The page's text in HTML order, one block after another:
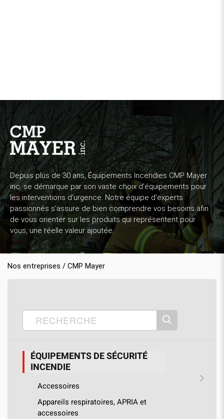
Depuis plus de 30 ans, Équipements Incendies CMP Mayer
inc. se démarque par son vaste choix d'équipements pour
les interventions d'urgence. Notre équipe d'experts
passionnés s'assure de bien comprendre vos besoins afin
de vous orienter sur les produits qui représentent pour
vous, une réelle valeur ajoutée.
Nos entreprises / CMP Mayer
ÉQUIPEMENTS DE SÉCURITÉ
INCENDIE
Accessoires
Appareils respiratoires, APRIA et
accessoires